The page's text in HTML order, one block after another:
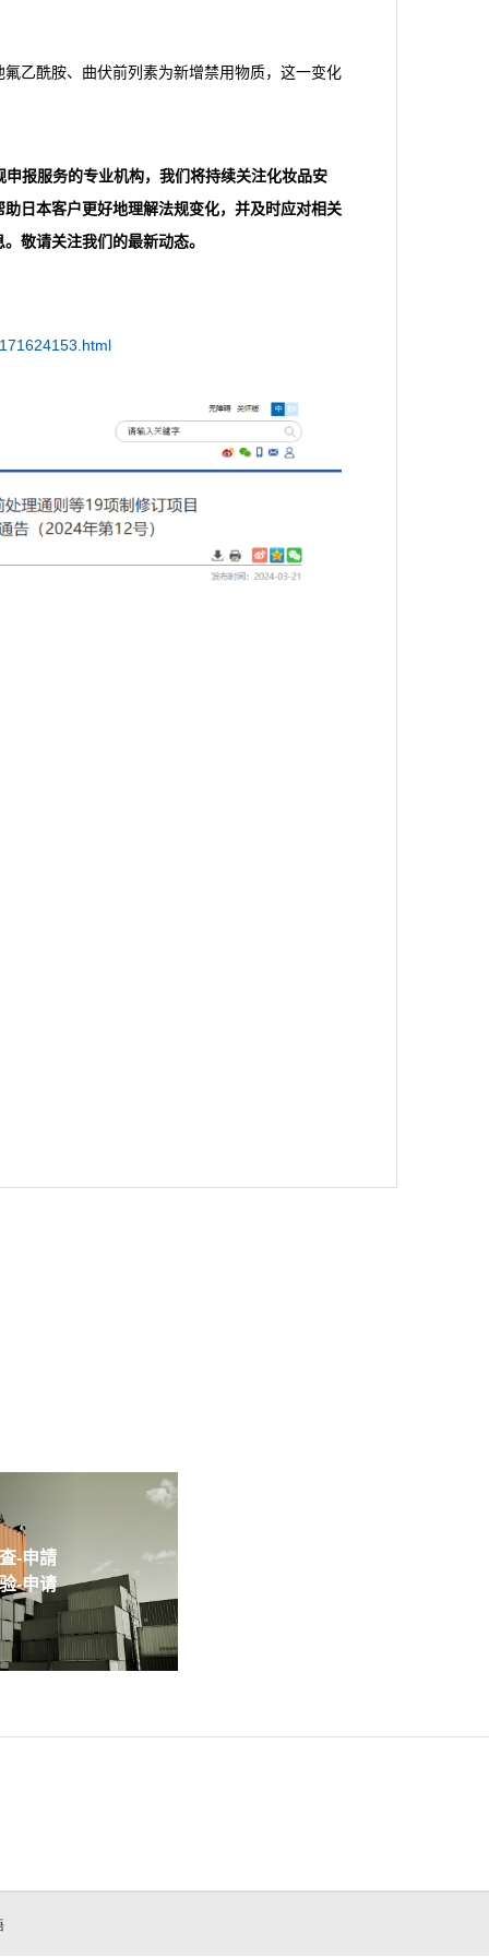
乙酰胺、曲伏前列素为新增禁用物质，这一变化
报服务的专业机构，我们将持续关注化妆品安
日本客户更好地理解法规变化，并及时应对相关
敬请关注我们的最新动态。
-申請
-申请